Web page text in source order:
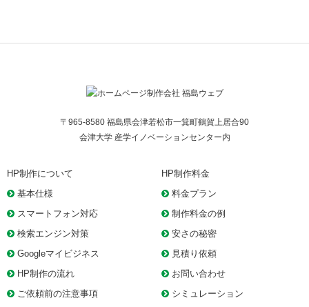
〒965-8580 福島県会津若松市一箕町鶴賀上居合90
会津大学 産学イノベーションセンター内
HP制作について
基本仕様
スマートフォン対応
検索エンジン対策
Googleマイビジネス
HP制作の流れ
ご依頼前の注意事項
HP制作料金
料金プラン
制作料金の例
安さの秘密
見積り依頼
お問い合わせ
シミュレーション